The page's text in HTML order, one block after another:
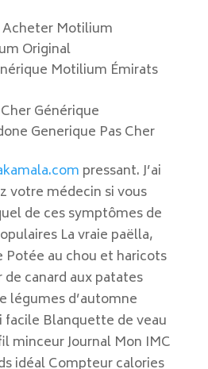
Acheter Motilium
Original
Motilium Émirats
Générique
Generique Pas Cher
pressant. J’ai
votre médecin si vous
de ces symptômes de
La vraie paëlla,
au chou et haricots
canard aux patates
légumes d’automne
facile Blanquette de veau
minceur Journal Mon IMC
idéal Compteur calories